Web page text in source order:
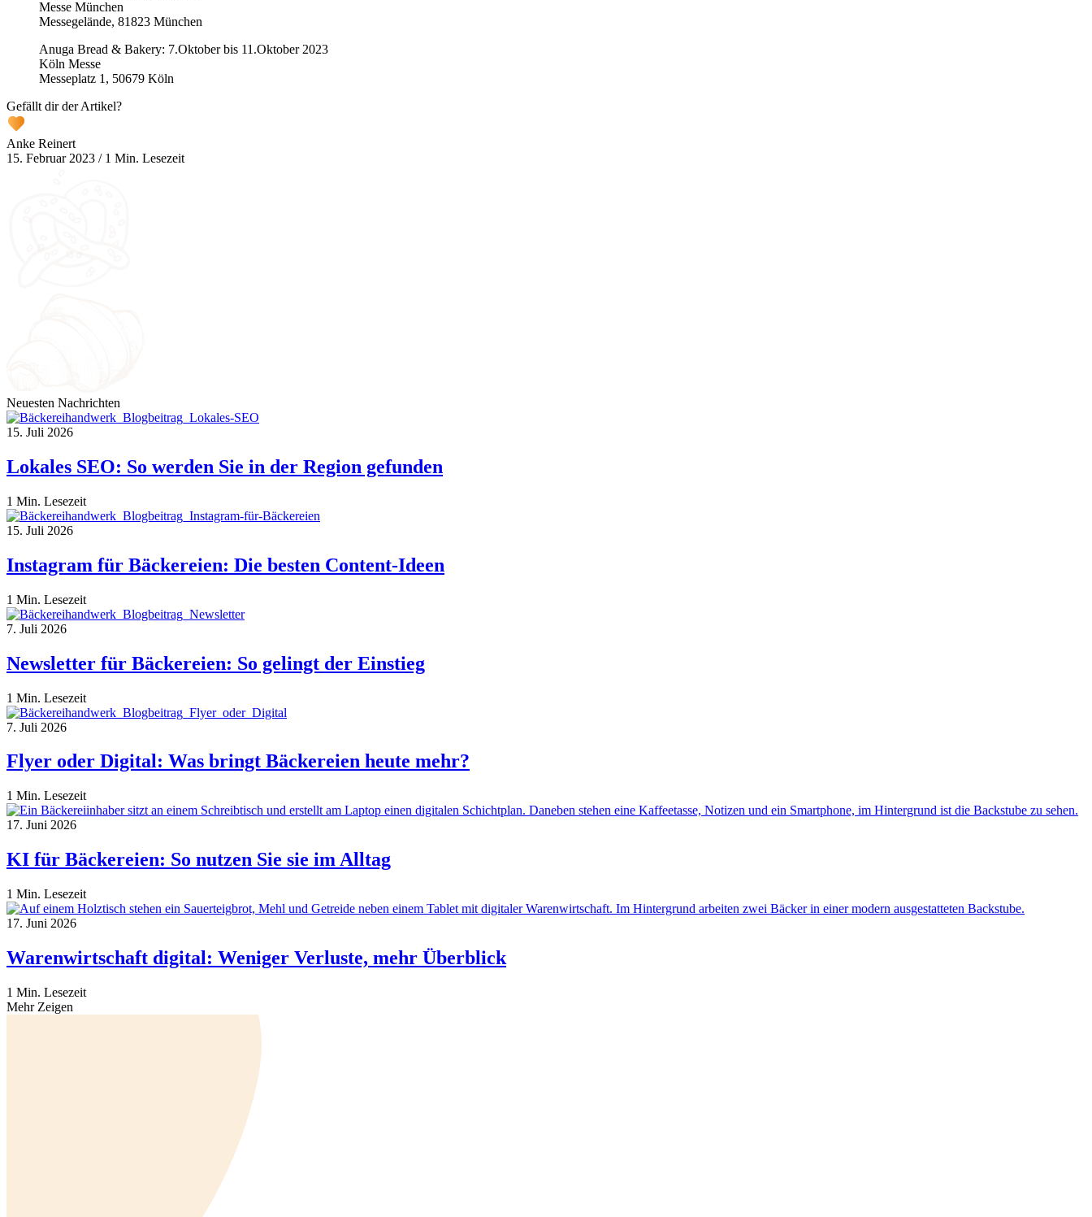
Messe München
Messegelände, 81823 München
Anuga Bread & Bakery: 7.Oktober bis 11.Oktober 2023
Köln Messe
Messeplatz 1, 50679 Köln
Gefällt dir der Artikel?
Anke Reinert
15. Februar 2023 /1 Min. Lesezeit
Neuesten Nachrichten
15. Juli 2026
Lokales SEO: So werden Sie in der Region gefunden
1 Min. Lesezeit
15. Juli 2026
Instagram für Bäckereien: Die besten Content-Ideen
1 Min. Lesezeit
7. Juli 2026
Newsletter für Bäckereien: So gelingt der Einstieg
1 Min. Lesezeit
7. Juli 2026
Flyer oder Digital: Was bringt Bäckereien heute mehr?
1 Min. Lesezeit
17. Juni 2026
KI für Bäckereien: So nutzen Sie sie im Alltag
1 Min. Lesezeit
17. Juni 2026
Warenwirtschaft digital: Weniger Verluste, mehr Überblick
1 Min. Lesezeit
Mehr Zeigen